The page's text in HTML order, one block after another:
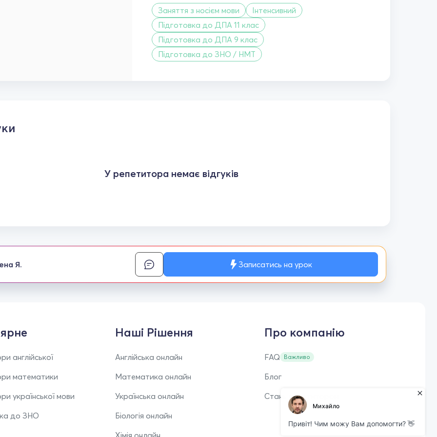
Заняття з носієм мови
Інтенсивний
Підготовка до ДПА 11 клас
Підготовка до ДПА 9 клас
Підготовка до ЗНО / НМТ
У репетитора немає відгуків
Я. Записатись на урок
англійської
математики
української мови
до ЗНО
Наші Рішення
Англійська онлайн
Математика онлайн
Українська онлайн
Біологія онлайн
Хімія онлайн
Про компанію
FAQ Важливо
Блог
Стань репетитором